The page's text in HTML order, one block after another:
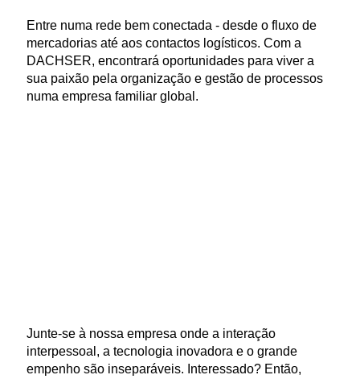
Entre numa rede bem conectada - desde o fluxo de
mercadorias até aos contactos logísticos. Com a
DACHSER, encontrará oportunidades para viver a
sua paixão pela organização e gestão de processos
numa empresa familiar global.
Junte-se à nossa empresa onde a interação
interpessoal, a tecnologia inovadora e o grande
empenho são inseparáveis. Interessado? Então,